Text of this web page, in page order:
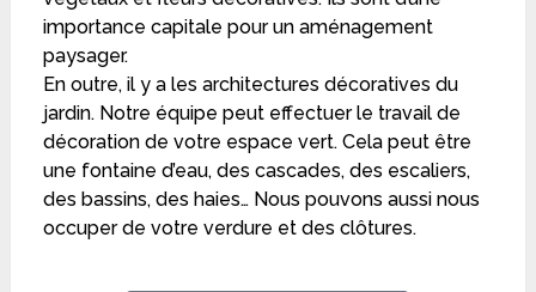
importance capitale pour un aménagement
paysager.
En outre, il y a les architectures décoratives du
jardin. Notre équipe peut effectuer le travail de
décoration de votre espace vert. Cela peut être
une fontaine d’eau, des cascades, des escaliers,
des bassins, des haies… Nous pouvons aussi nous
occuper de votre verdure et des clôtures.